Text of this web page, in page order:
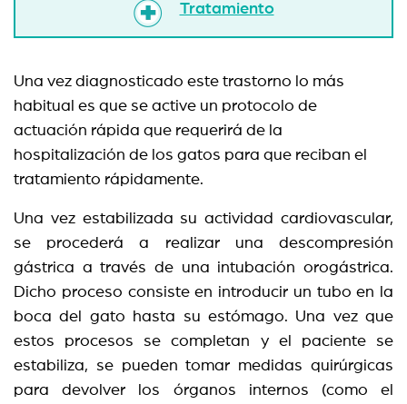
Tratamiento
Una vez diagnosticado este trastorno lo más
habitual es que se active un protocolo de
actuación rápida que requerirá de la
hospitalización de los gatos para que reciban el
tratamiento rápidamente.
Una vez estabilizada su actividad cardiovascular,
se procederá a realizar una descompresión
gástrica a través de una intubación orogástrica.
Dicho proceso consiste en introducir un tubo en la
boca del gato hasta su estómago. Una vez que
estos procesos se completan y el paciente se
estabiliza, se pueden tomar medidas quirúrgicas
para devolver los órganos internos (como el